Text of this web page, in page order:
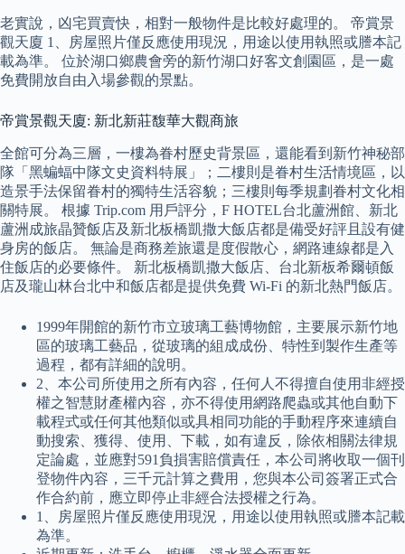
老實說，凶宅買賣快，相對一般物件是比較好處理的。 帝賞景
觀天廈 1、房屋照片僅反應使用現況，用途以使用執照或謄本記
載為準。 位於湖口鄉農會旁的新竹湖口好客文創園區，是一處
免費開放自由入場參觀的景點。
帝賞景觀天廈: 新北新莊馥華大觀商旅
全館可分為三層，一樓為眷村歷史背景區，還能看到新竹神秘部
隊「黑蝙蝠中隊文史資料特展」；二樓則是眷村生活情境區，以
造景手法保留眷村的獨特生活容貌；三樓則每季規劃眷村文化相
關特展。 根據 Trip.com 用戶評分，F HOTEL台北蘆洲館、新北
蘆洲成旅晶贊飯店及新北板橋凱撒大飯店都是備受好評且設有健
身房的飯店。 無論是商務差旅還是度假散心，網路連線都是入
住飯店的必要條件。 新北板橋凱撒大飯店、台北新板希爾頓飯
店及瓏山林台北中和飯店都是提供免費 Wi-Fi 的新北熱門飯店。
1999年開館的新竹市立玻璃工藝博物館，主要展示新竹地
區的玻璃工藝品，從玻璃的組成成份、特性到製作生產等
過程，都有詳細的說明。
2、本公司所使用之所有內容，任何人不得擅自使用非經授
權之智慧財產權內容，亦不得使用網路爬蟲或其他自動下
載程式或任何其他類似或具相同功能的手動程序來連續自
動搜索、獲得、使用、下載，如有違反，除依相關法律規
定論處，並應對591負損害賠償責任，本公司將收取一個刊
登物件內容，三千元計算之費用，您與本公司簽署正式合
作合約前，應立即停止非經合法授權之行為。
1、房屋照片僅反應使用現況，用途以使用執照或謄本記載
為準。